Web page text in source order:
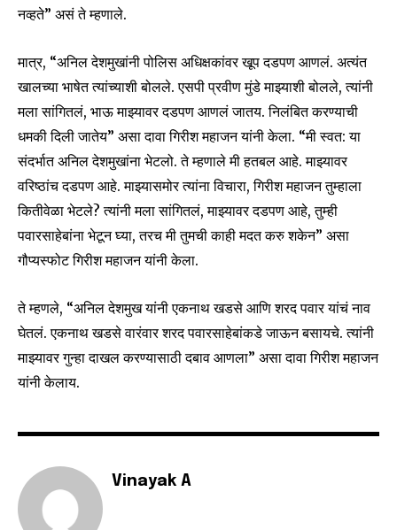
Join our community of
SUBSCRIBERS and be part of the
conversation.
To subscribe, simply enter your email address on our website
or click the subscribe button below. Don't worry, we respect
your privacy and won't spam your inbox. Your information is
safe with us.
I've read and accept the
6,300
Followers
नव्हते” असं ते म्हणाले.
मात्र, “अनिल देशमुखांनी पोलिस अधिक्षकांवर खूप दडपण आणलं. अत्यंत
खालच्या भाषेत त्यांच्याशी बोलले. एसपी प्रवीण मुंडे माझ्याशी बोलले, त्यांनी
मला सांगितलं, भाऊ माझ्यावर दडपण आणलं जातय. निलंबित करण्याची
धमकी दिली जातेय” असा दावा गिरीश महाजन यांनी केला. “मी स्वत: या
संदर्भात अनिल देशमुखांना भेटलो. ते म्हणाले मी हतबल आहे. माझ्यावर
वरिष्ठांच दडपण आहे. माझ्यासमोर त्यांना विचारा, गिरीश महाजन तुम्हाला
कितीवेळा भेटले? त्यांनी मला सांगितलं, माझ्यावर दडपण आहे, तुम्ही
पवारसाहेबांना भेटून घ्या, तरच मी तुमची काही मदत करु शकेन” असा
गौप्यस्फोट गिरीश महाजन यांनी केला.
ते म्हणले, “अनिल देशमुख यांनी एकनाथ खडसे आणि शरद पवार यांचं नाव
घेतलं. एकनाथ खडसे वारंवार शरद पवारसाहेबांकडे जाऊन बसायचे. त्यांनी
माझ्यावर गुन्हा दाखल करण्यासाठी दबाव आणला” असा दावा गिरीश महाजन
यांनी केलाय.
Vinayak A